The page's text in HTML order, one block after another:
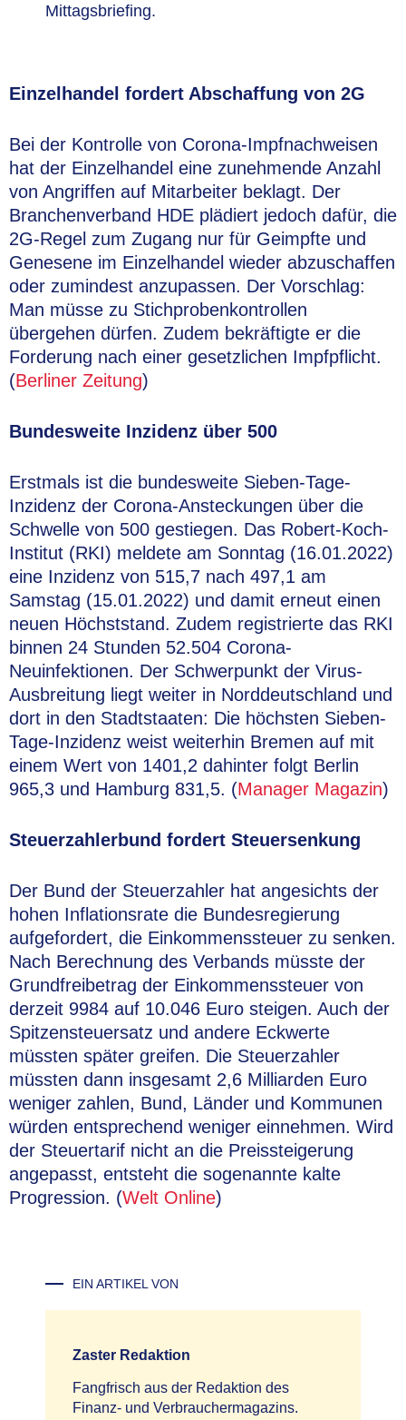
Mittagsbriefing.
Einzelhandel fordert Abschaffung von 2G
Bei der Kontrolle von Corona-Impfnachweisen
hat der Einzelhandel eine zunehmende Anzahl
von Angriffen auf Mitarbeiter beklagt. Der
Branchenverband HDE plädiert jedoch dafür, die
2G-Regel zum Zugang nur für Geimpfte und
Genesene im Einzelhandel wieder abzuschaffen
oder zumindest anzupassen. Der Vorschlag:
Man müsse zu Stichprobenkontrollen
übergehen dürfen. Zudem bekräftigte er die
Forderung nach einer gesetzlichen Impfpflicht.
(Berliner Zeitung)
Bundesweite Inzidenz über 500
Erstmals ist die bundesweite Sieben-Tage-
Inzidenz der Corona-Ansteckungen über die
Schwelle von 500 gestiegen. Das Robert-Koch-
Institut (RKI) meldete am Sonntag (16.01.2022)
eine Inzidenz von 515,7 nach 497,1 am
Samstag (15.01.2022) und damit erneut einen
neuen Höchststand. Zudem registrierte das RKI
binnen 24 Stunden 52.504 Corona-
Neuinfektionen. Der Schwerpunkt der Virus-
Ausbreitung liegt weiter in Norddeutschland und
dort in den Stadtstaaten: Die höchsten Sieben-
Tage-Inzidenz weist weiterhin Bremen auf mit
einem Wert von 1401,2 dahinter folgt Berlin
965,3 und Hamburg 831,5. (Manager Magazin)
Steuerzahlerbund fordert Steuersenkung
Der Bund der Steuerzahler hat angesichts der
hohen Inflationsrate die Bundesregierung
aufgefordert, die Einkommenssteuer zu senken.
Nach Berechnung des Verbands müsste der
Grundfreibetrag der Einkommenssteuer von
derzeit 9984 auf 10.046 Euro steigen. Auch der
Spitzensteuersatz und andere Eckwerte
müssten später greifen. Die Steuerzahler
müssten dann insgesamt 2,6 Milliarden Euro
weniger zahlen, Bund, Länder und Kommunen
würden entsprechend weniger einnehmen. Wird
der Steuertarif nicht an die Preissteigerung
angepasst, entsteht die sogenannte kalte
Progression. (Welt Online)
EIN ARTIKEL VON
Zaster Redaktion
Fangfrisch aus der Redaktion des
Finanz- und Verbrauchermagazins.